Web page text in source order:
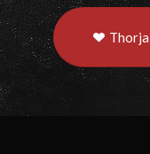
Thorja